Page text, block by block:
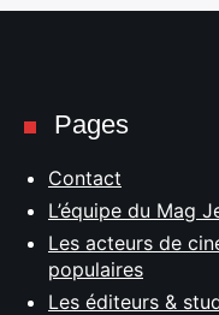
Pages
Contact
L’équipe du Mag
Les acteurs de
populaires
Les éditeurs &